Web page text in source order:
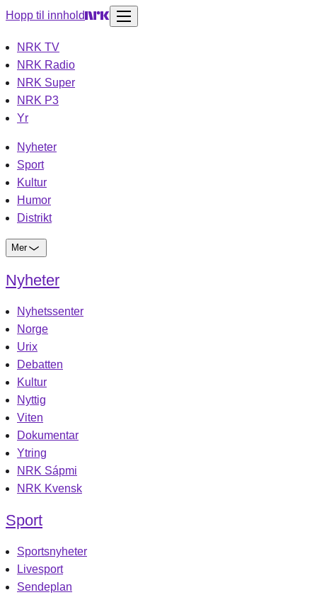
Hopp til innhold
NRK TV
NRK Radio
NRK Super
NRK P3
Yr
Nyheter
Sport
Kultur
Humor
Distrikt
Mer
Nyheter
Nyhetssenter
Norge
Urix
Debatten
Kultur
Nyttig
Viten
Dokumentar
Ytring
NRK Sápmi
NRK Kvensk
Sport
Sportsnyheter
Livesport
Sendeplan